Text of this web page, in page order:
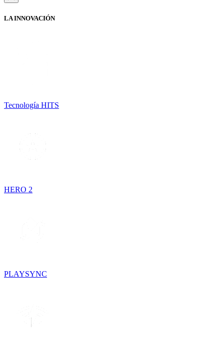
LA INNOVACIÓN
Tecnología HITS
HERO 2
PLAYSYNC